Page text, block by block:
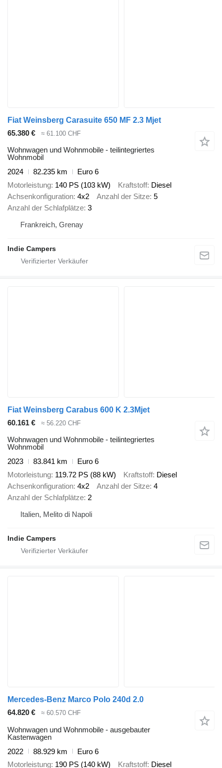
Fiat Weinsberg Carasuite 650 MF 2.3 Mjet
65.380 €
≈ 61.100 CHF
Wohnwagen und Wohnmobile - teilintegriertes
Wohnmobil
2024
82.235 km
Euro 6
Motorleistung 140 PS (103 kW) Kraftstoff Diesel
Achsenkonfiguration 4x2 Anzahl der Sitze 5
Anzahl der Schlafplätze 3
Frankreich, Grenay
Indie Campers
Fiat Weinsberg Carabus 600 K 2.3Mjet
60.161 €
≈ 56.220 CHF
Wohnwagen und Wohnmobile - teilintegriertes
Wohnmobil
2023
83.841 km
Euro 6
Motorleistung 119.72 PS (88 kW) Kraftstoff Diesel
Achsenkonfiguration 4x2 Anzahl der Sitze 4
Anzahl der Schlafplätze 2
Italien, Melito di Napoli
Indie Campers
Mercedes-Benz Marco Polo 240d 2.0
64.820 €
≈ 60.570 CHF
Wohnwagen und Wohnmobile - ausgebauter
Kastenwagen
2022
88.929 km
Euro 6
Motorleistung 190 PS (140 kW) Kraftstoff Diesel